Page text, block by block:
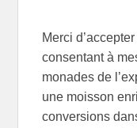
Merci
consentant à
monades de
une moisson
conversions